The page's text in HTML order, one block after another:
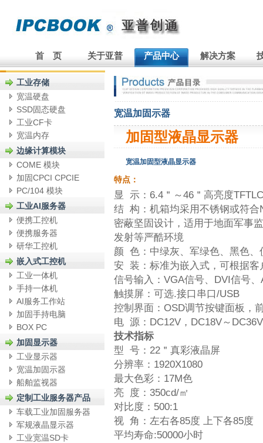
首 页 关于亚普 产品中心 解决方案
工业存储
宽温硬盘
SSD固态硬盘
工业CF卡
宽温内存
边缘计算模块
COME 模块
加固CPCI CPCIE
PC/104 模块
工业AI服务器
便携工控机
便携服务器
研华工控机
嵌入式工控机
工业一体机
手持一体机
AI服务工作站
加固手持电脑
BOX PC
加固显示器
工业显示器
宽温加固示器
船舶监视器
定制工业服务器产品
车载工业加固服务器
军规液晶显示器
工业宽温SD卡
宽温加固示器
加固型液晶显示器
宽温加固型液晶显示器
特点：
显 示：6.4＂～46＂高亮度
结 构：机箱均采用不锈钢或符合
密蔽坚固设计，适用于地面军事
发射等严酷环境
颜 色：中绿灰、军绿色、黑色
安 装：标准为嵌入式，可根据客
信号输入：VGA信号、DVI信号、
触摸屏：可选.接口串口/USB
控制界面：OSD调节按键面板，
电 源：DC12V，DC18V～
技术指标
型 号：22＂真彩液晶屏
分辨率：1920X1080
最大色彩：17M色
亮 度：350cd/㎡
对比度：500:1
视 角：左右各85度 上下各85度
平均寿命:50000小时